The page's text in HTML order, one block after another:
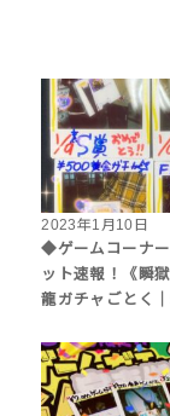
2023年1月10日
◆ゲームコーナ
ット速報！《瞬
龍ガチャごとく